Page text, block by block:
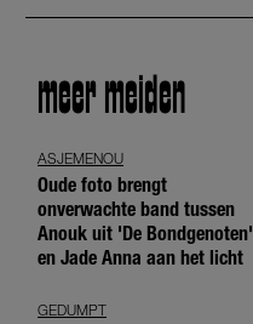
meer meiden
ASJEMENOU
Oude foto brengt
onverwachte band tussen
Anouk uit 'De Bondgenoten'
en Jade Anna aan het licht
GEDUMPT